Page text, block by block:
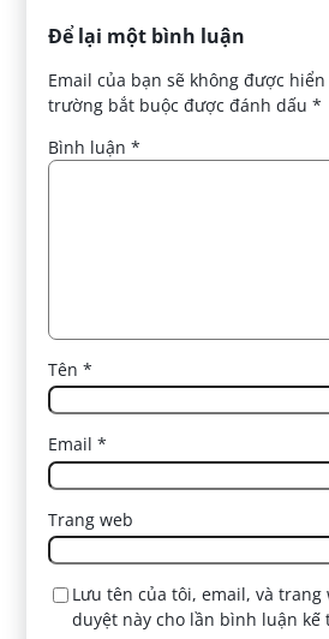
Để lại một bình luận
Email của bạn sẽ không được
trường bắt buộc được đánh dấu*
Bình luận*
Tên*
Email*
Trang web
Lưu tên của tôi, email, và
duyệt này cho lần bình luận kế